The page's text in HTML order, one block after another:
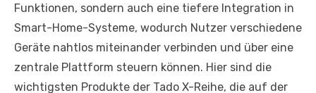
Funktionen, sondern auch eine tiefere Integration in
Smart-Home-Systeme, wodurch Nutzer verschiedene
Geräte nahtlos miteinander verbinden und über eine
zentrale Plattform steuern können. Hier sind die
wichtigsten Produkte der Tado X-Reihe, die auf der